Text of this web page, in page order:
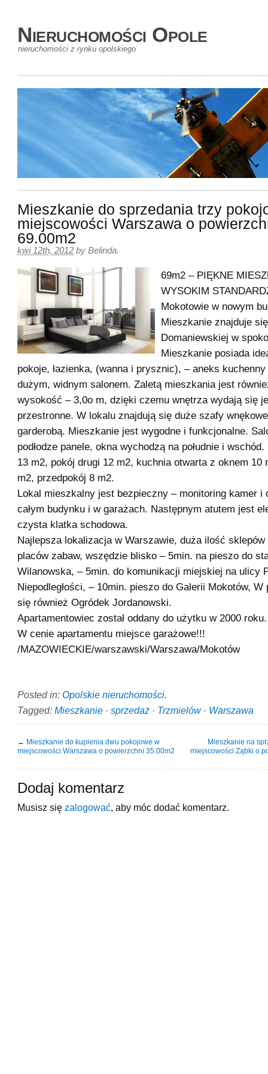
Nieruchomości Opole
nieruchomości z rynku opolskiego
Mieszkanie do sprzedania trzy
miejscowości Warszawa o
69.00m2
kwi 12th, 2012 by Belinda.
69m2 – PIĘKNE
WYSOKIM
Mokotowie w nowym
Mieszkanie znajduje
Domaniewskiej w
Mieszkanie posiada
pokoje, łazienka, (wanna i prysznic), – aneks kuchenny
dużym, widnym salonem. Zaletą mieszkania jest
wysokość – 3,0o m, dzięki czemu wnętrza wydają się
przestronne. W lokalu znajdują się duże szafy
garderobą. Mieszkanie jest wygodne i funkcjonalne.
podłodze panele, okna wychodzą na południe i
13 m2, pokój drugi 12 m2, kuchnia otwarta z oknem 10
m2, przedpokój 8 m2.
Lokal mieszkalny jest bezpieczny – monitoring kamer i
całym budynku i w garażach. Następnym atutem jest
czysta klatka schodowa.
Najlepsza lokalizacja w Warszawie, duża ilość
placów zabaw, wszędzie blisko – 5min. na pieszo do
Wilanowska, – 5min. do komunikacji miejskiej na ulicy
Niepodległości, – 10min. pieszo do Galerii Mokotów, W
się również Ogródek Jordanowski.
Apartamentowiec został oddany do użytku w 2000 roku.
W cenie apartamentu miejsce garażowe!!!
/MAZOWIECKIE/warszawski/Warszawa/Mokotów
Posted in: Opolskie nieruchomości.
Tagged: Mieszkanie · sprzedaż · Trzmielów· Warszawa
← Mieszkanie do kupienia dwu pokojowe w
miejscowości Warszawa o powierzchni 35.00m2
Mieszkanie na
miejscowości Ząbki o
Dodaj komentarz
Musisz się zalogować , aby móc dodać komentarz.